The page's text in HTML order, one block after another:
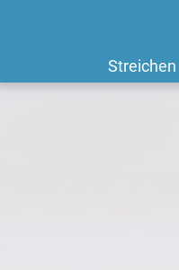
Streichen